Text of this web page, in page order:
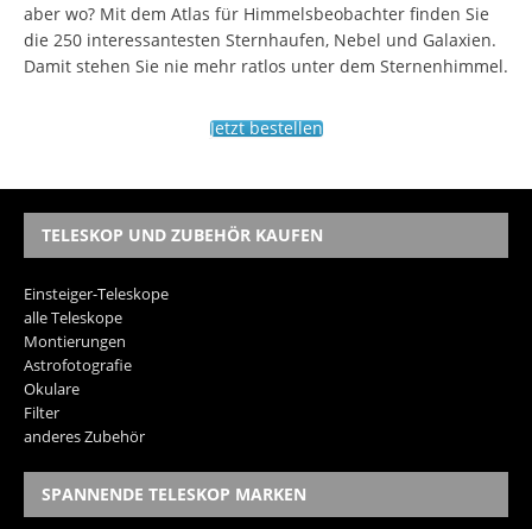
aber wo? Mit dem Atlas für Himmelsbeobachter finden Sie
die 250 interessantesten Sternhaufen, Nebel und Galaxien.
Damit stehen Sie nie mehr ratlos unter dem Sternenhimmel.
Jetzt bestellen
TELESKOP UND ZUBEHÖR KAUFEN
Einsteiger-Teleskope
alle Teleskope
Montierungen
Astrofotografie
Okulare
Filter
anderes Zubehör
SPANNENDE TELESKOP MARKEN